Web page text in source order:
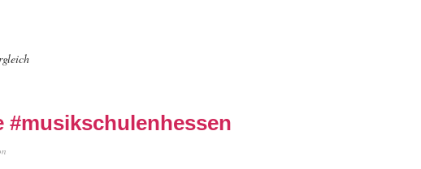
#musikschulenhessen